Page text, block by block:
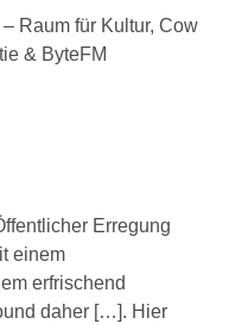
Raum für Kultur, Cow
& ByteFM
Erregung
einem
erfrischend
daher […]. Hier